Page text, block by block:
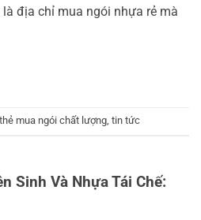
địa chỉ mua ngói nhựa rẻ mà
mua ngói chất lượng, tin tức
Sinh Và Nhựa Tái Chế: